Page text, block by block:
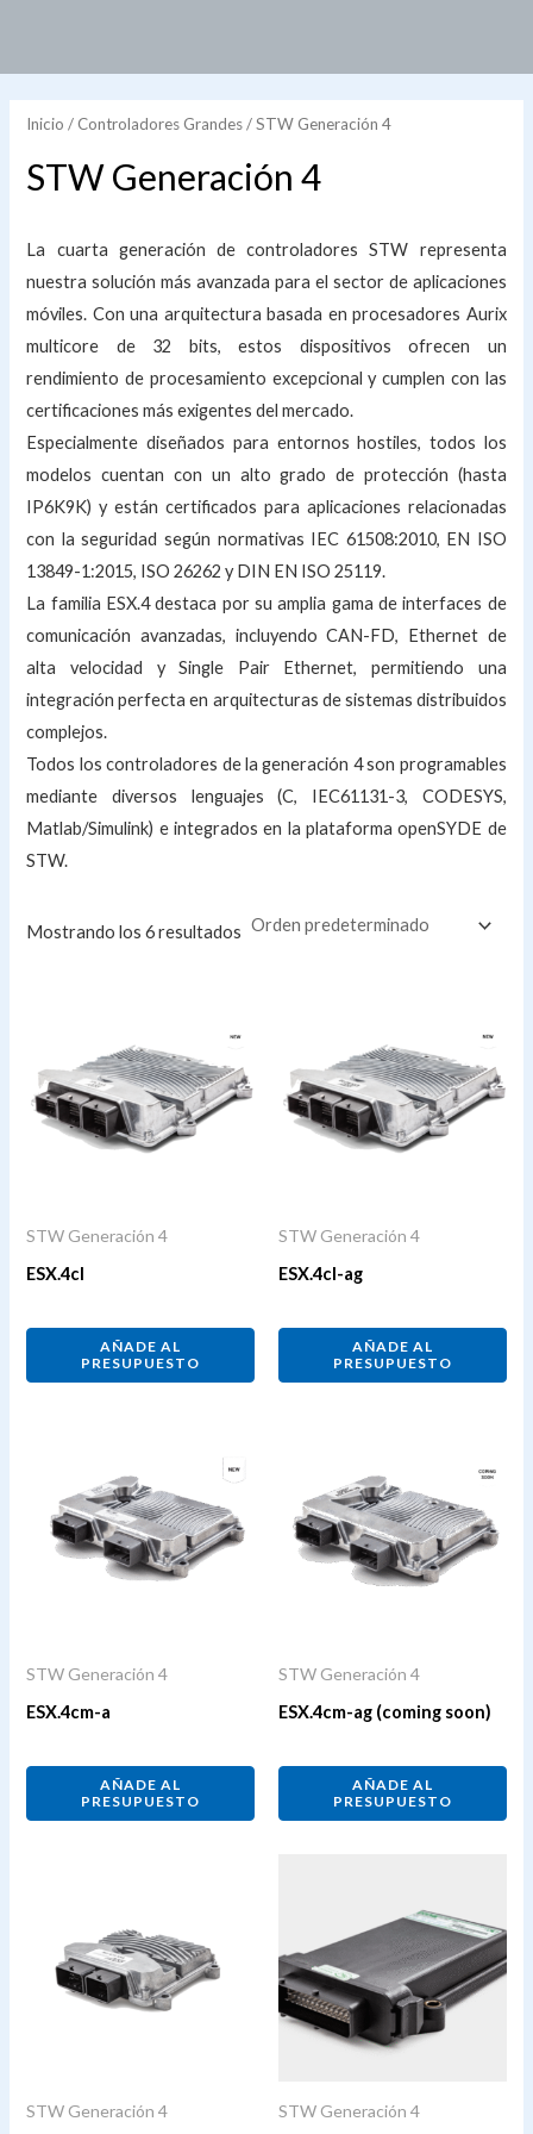
Inicio / Controladores Grandes/ STW Generación 4
STW Generación 4
La cuarta generación de controladores STW representa
nuestra solución más avanzada para el sector de aplicaciones
móviles. Con una arquitectura basada en procesadores Aurix
multicore de 32 bits, estos dispositivos ofrecen un
rendimiento de procesamiento excepcional y cumplen con las
certificaciones más exigentes del mercado.
Especialmente diseñados para entornos hostiles, todos los
modelos cuentan con un alto grado de protección (hasta
IP6K9K) y están certificados para aplicaciones relacionadas
con la seguridad según normativas IEC 61508:2010, EN ISO
13849-1:2015, ISO 26262 y DIN EN ISO 25119.
La familia ESX.4 destaca por su amplia gama de interfaces de
comunicación avanzadas, incluyendo CAN-FD, Ethernet de
alta velocidad y Single Pair Ethernet, permitiendo una
integración perfecta en arquitecturas de sistemas distribuidos
complejos.
Todos los controladores de la generación 4 son programables
mediante diversos lenguajes (C, IEC61131-3, CODESYS,
Matlab/Simulink) e integrados en la plataforma openSYDE de
STW.
Mostrando los 6 resultados
STW Generación 4
ESX.4cl
AÑADE AL
PRESUPUESTO
STW Generación 4
ESX.4cl-ag
AÑADE AL
PRESUPUESTO
STW Generación 4
ESX.4cm-a
AÑADE AL
PRESUPUESTO
STW Generación 4
ESX.4cm-ag (coming soon)
AÑADE AL
PRESUPUESTO
STW Generación 4 STW Generación 4